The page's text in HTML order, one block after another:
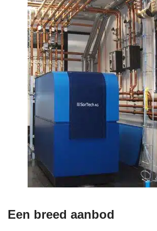
Een breed aanbod